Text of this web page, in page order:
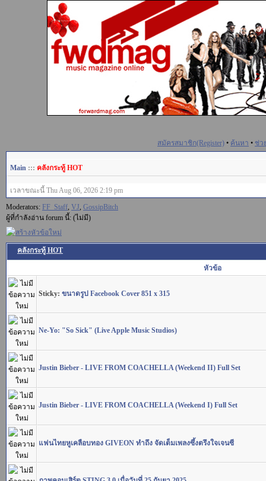
สมัครสมาชิก(Register) • ค้นหา • ช่ว
Main ::: คลังกระทู้ HOT
เวลาขณะนี้ Thu Aug 06, 2026 2:19 pm
Moderators: FF_Staff, VJ, GossipBitch
ผู้ที่กำลังอ่าน forum นี้: (ไม่มี)
คลังกระทู้ HOT
หัวข้อ
Sticky: ขนาดรูป Facebook Cover 851 x 315
Ne-Yo: "So Sick" (Live Apple Music Studios)
Justin Bieber - LIVE FROM COACHELLA (Weekend II) Full Set
Justin Bieber - LIVE FROM COACHELLA (Weekend I) Full Set
แฟนไทยหูเคลือบทอง GIVEON ทำถึง จัดเต็มเพลงซึ้งตรึงใจเจนซี